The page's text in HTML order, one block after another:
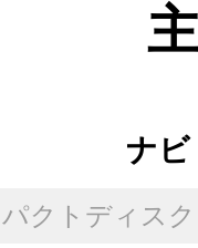
ナビ
クトディスク